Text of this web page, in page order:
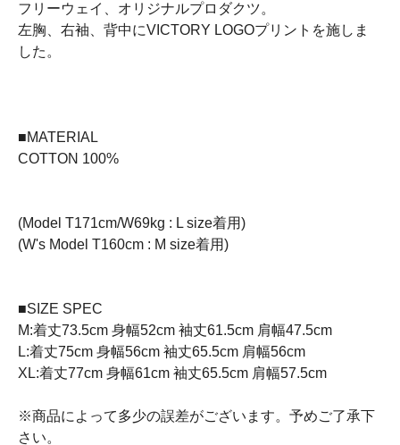
フリーウェイ、オリジナルプロダクツ。
左胸、右袖、背中にVICTORY LOGOプリントを施しま
した。
■MATERIAL
COTTON 100%
(Model T171cm/W69kg : L size着用)
(W's Model T160cm : M size着用)
■SIZE SPEC
M:着丈73.5cm 身幅52cm 袖丈61.5cm 肩幅47.5cm
L:着丈75cm 身幅56cm 袖丈65.5cm 肩幅56cm
XL:着丈77cm 身幅61cm 袖丈65.5cm 肩幅57.5cm
※商品によって多少の誤差がございます。予めご了承下
さい。